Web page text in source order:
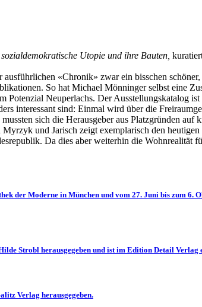
Utopie und ihre Bauten,
«Chronik» zwar ein bisschen
So hat Michael Mönninger selbst eine
Neuperlachs. Der Ausstellungskatalog
interessant sind: Einmal wird über die
sich die Herausgeber aus Platzgründen auf
und Jarisch zeigt exemplarisch den
Da dies aber weiterhin die Wohnrealität
der Moderne in München und vom 27. Juni bis zum 6.
Strobl herausgegeben und ist im Edition Detail Verlag
Verlag herausgegeben.